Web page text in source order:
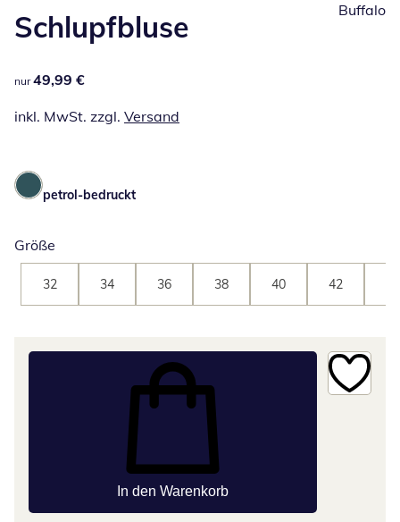
Schlupfbluse
49,99 €
nur 49,99 €
inkl. MwSt. zzgl. Versand
Buffalo
petrol-bedruckt
Größe
32 34 36 38 40 42
In den Warenkorb